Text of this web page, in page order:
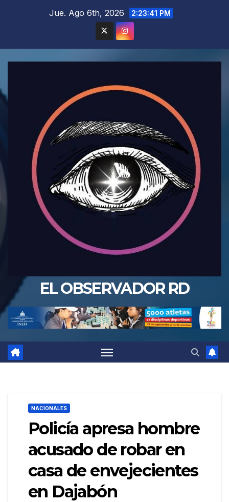
Jue. Ago 6th, 2026 2:23:43 PM
EL OBSERVADOR RD
NACIONALES
Policía apresa hombre
acusado de robar en
casa de envejecientes
en Dajabón